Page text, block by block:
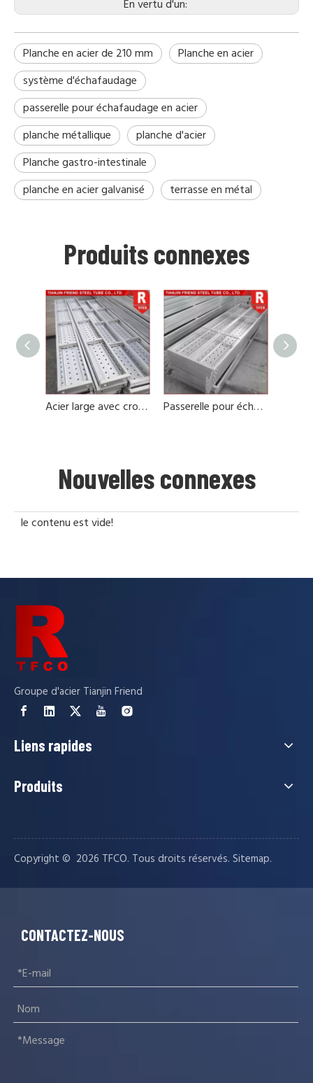
En vertu d'un:
Planche en acier de 210 mm
Planche en acier
système d'échafaudage
passerelle pour échafaudage en acier
planche métallique
planche d'acier
Planche gastro-intestinale
planche en acier galvanisé
terrasse en métal
Produits connexes
Acier large avec crochet pour le système Ringlock Passerelle pour échafaudage en acier
Nouvelles connexes
le contenu est vide!
Groupe d'acier Tianjin Friend
Liens rapides
Produits
Copyright © ️ 2026 TFCO. Tous droits réservés. Sitemap.
CONTACTEZ-NOUS